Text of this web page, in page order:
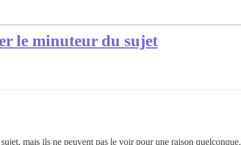
le minuteur du sujet
mais ils ne peuvent pas le voir pour une raison quelconque.